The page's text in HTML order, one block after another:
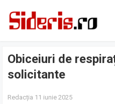
Obiceiuri de
solicitante
Redacția 11 iunie 2025